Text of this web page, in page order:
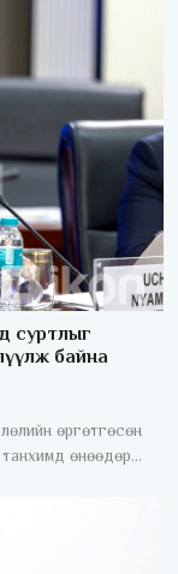
суртлыг
байна
өргөтгөсөн
өнөөдөр